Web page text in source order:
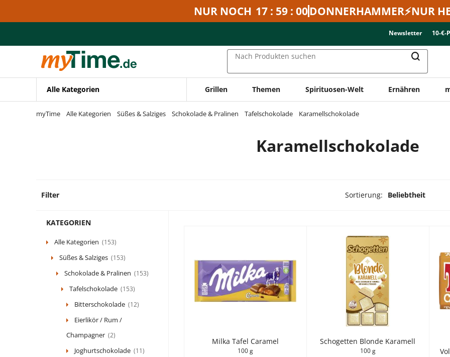
Zur Navigation springen
NUR NOCH 17 : 59 : 00DONNERHAMMER⚡NUR
Newsletter 10-€-
Nach Produkten suchen
Alle Kategorien Grillen Themen Spirituosen-Welt Ernähren
myTime Alle Kategorien Süßes & Salziges Schokolade & Pralinen Tafelschokolade Karamellschokolade
Karamellschokolade
Filter Sortierung: Beliebtheit
KATEGORIEN
Alle Kategorien (153)
Süßes & Salziges (153)
Schokolade & Pralinen (153)
Tafelschokolade (153)
Bitterschokolade (12)
Eierlikör / Rum /
Champagner (2)
Joghurtschokolade (11)
Milka Tafel Caramel
100 g
Schogetten Blonde Karamell
100 g